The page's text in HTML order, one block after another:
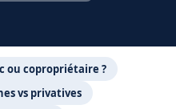
ou copropriétaire ?
vs privatives